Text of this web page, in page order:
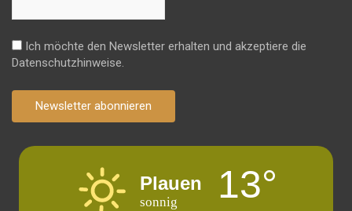
Ich möchte den Newsletter erhalten und akzeptiere die
Datenschutzhinweise.
Newsletter abonnieren
Plauen
sonnig 13°